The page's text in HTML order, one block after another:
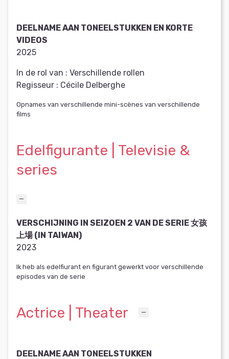
DEELNAME AAN TONEELSTUKKEN EN KORTE
VIDEOS
2025
In de rol van : Verschillende rollen
Regisseur : Cécile Delberghe
Opnames van verschillende mini-scènes van verschillende
films
Edelfigurante | Televisie &
series
VERSCHIJNING IN SEIZOEN 2 VAN DE SERIE 女孩
上場 (IN TAIWAN)
2023
Ik heb als edelfiurant en figurant gewerkt voor verschillende
episodes van de serie
Actrice | Theater
DEELNAME AAN TONEELSTUKKEN